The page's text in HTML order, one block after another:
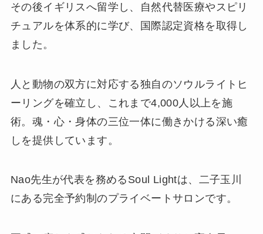
その後イギリスへ留学し、自然代替医療やスピリ
チュアルを体系的に学び、国際認定資格を取得し
ました。
人と動物の双方に対応する独自のソウルライトヒ
ーリングを確立し、これまで4,000人以上を施
術。魂・心・身体の三位一体に働きかける深い癒
しを提供しています。
Nao先生が代表を務めるSoul Lightは、二子玉川
にある完全予約制のプライベートサロンです。